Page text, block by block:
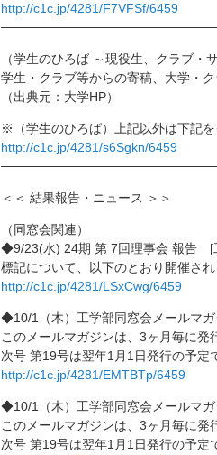
http://c1c.jp/4281/F7VFSf/6459
（学生のひろば ～現役生、クラブ・
学生・クラブ等からの寄稿、大学・
（出典元：大学HP）
※（学生のひろば）上記以外は下記
http://c1c.jp/4281/s6Sgkn/6459
＜＜ 結果報告・ニュース ＞＞
（同窓会関連）
◆9/23(水) 24期 第 7回理事会 報告 [
標記について、以下のとおり開催され
http://c1c.jp/4281/LSxCwg/6459
◆10/1（木）工学部同窓会メールマ
このメールマガジンは、3ヶ月毎に発
次号 第19号は翌年1月1日発行の予定
http://c1c.jp/4281/EMTBTp/6459
◆10/1（木）工学部同窓会メールマ
このメールマガジンは、3ヶ月毎に発
次号 第19号は翌年1月1日発行の予定